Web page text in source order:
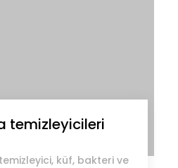
temizleyicileri
küf, bakteri ve